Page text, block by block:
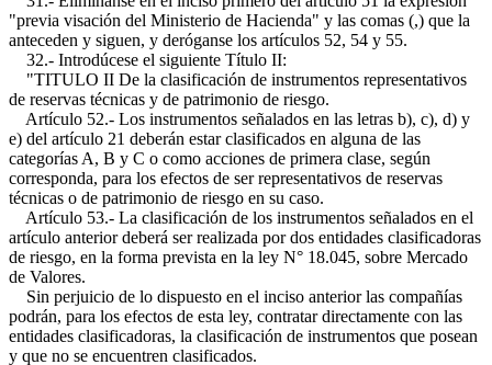
"previa visación del Ministerio de Hacienda" y las comas (,) que la
anteceden y siguen, y deróganse los artículos 52, 54 y 55.
32.- Introdúcese el siguiente Título II:
"TITULO II De la clasificación de instrumentos representativos
de reservas técnicas y de patrimonio de riesgo.
Artículo 52.- Los instrumentos señalados en las letras b), c), d) y
e) del artículo 21 deberán estar clasificados en alguna de las
categorías A, B y C o como acciones de primera clase, según
corresponda, para los efectos de ser representativos de reservas
técnicas o de patrimonio de riesgo en su caso.
Artículo 53.- La clasificación de los instrumentos señalados en el
artículo anterior deberá ser realizada por dos entidades clasificadoras
de riesgo, en la forma prevista en la ley N° 18.045, sobre Mercado
de Valores.
Sin perjuicio de lo dispuesto en el inciso anterior las compañías
podrán, para los efectos de esta ley, contratar directamente con las
entidades clasificadoras, la clasificación de instrumentos que posean
y que no se encuentren clasificados.